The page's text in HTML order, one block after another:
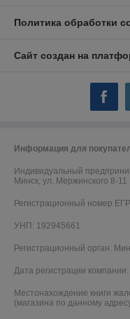
Политика обработки
Сайт создан на
Информация для
Индивидуальный
Минск, ул. Мержинского 8-11
Регистрационный номер
УНП: 192945661
Регистрационный орган:
Дата регистрации
Местонахождение книги
(магазина по данному